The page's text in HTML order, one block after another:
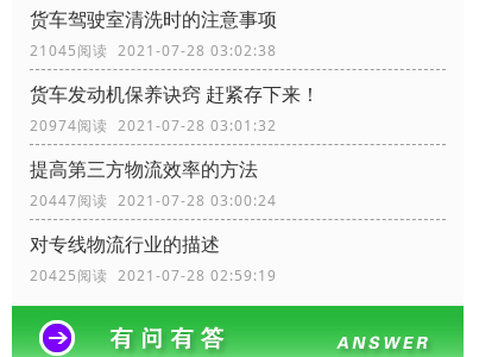
货车驾驶室清洗时的注意事项
21045阅读 2021-07-28 03:02:38
货车发动机保养诀窍 赶紧存下来！
20974阅读 2021-07-28 03:01:32
提高第三方物流效率的方法
20447阅读 2021-07-28 03:00:24
对专线物流行业的描述
20425阅读 2021-07-28 02:59:19